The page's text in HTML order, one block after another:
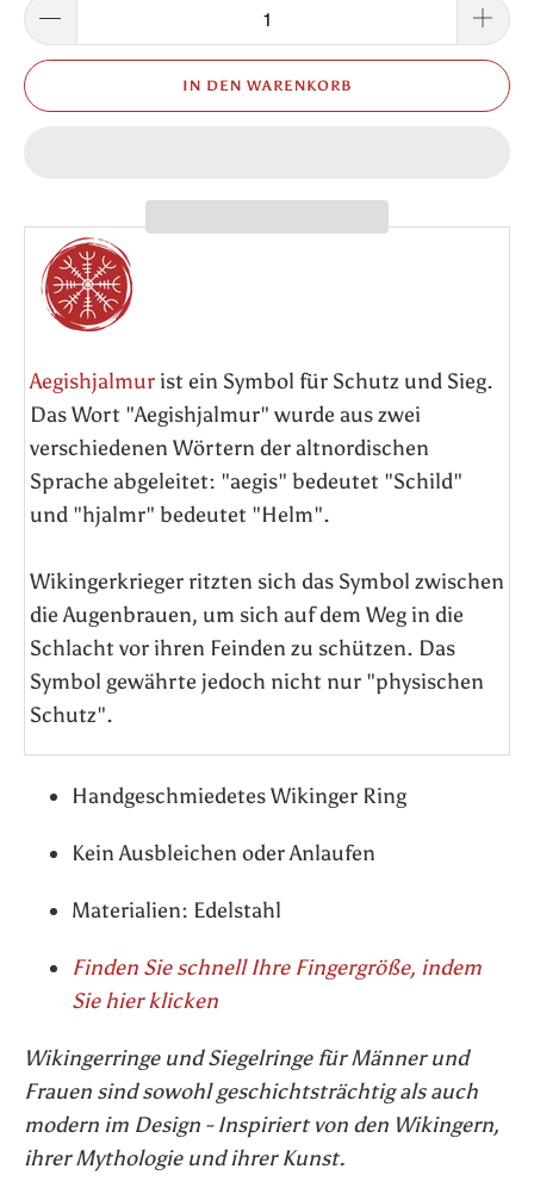
IN DEN WARENKORB
Aegishjalmur ist ein Symbol für Schutz und Sieg.
Das Wort "Aegishjalmur" wurde aus zwei
verschiedenen Wörtern der altnordischen
Sprache abgeleitet: "aegis" bedeutet "Schild"
und "hjalmr" bedeutet "Helm".
Wikingerkrieger ritzten sich das Symbol zwischen
die Augenbrauen, um sich auf dem Weg in die
Schlacht vor ihren Feinden zu schützen. Das
Symbol gewährte jedoch nicht nur "physischen
Schutz".
Handgeschmiedetes Wikinger Ring
Kein Ausbleichen oder Anlaufen
Materialien: Edelstahl
Finden Sie schnell Ihre Fingergröße, indem
Sie hier klicken
Wikingerringe und Siegelringe für Männer und
Frauen sind sowohl geschichtsträchtig als auch
modern im Design - Inspiriert von den Wikingern,
ihrer Mythologie und ihrer Kunst.